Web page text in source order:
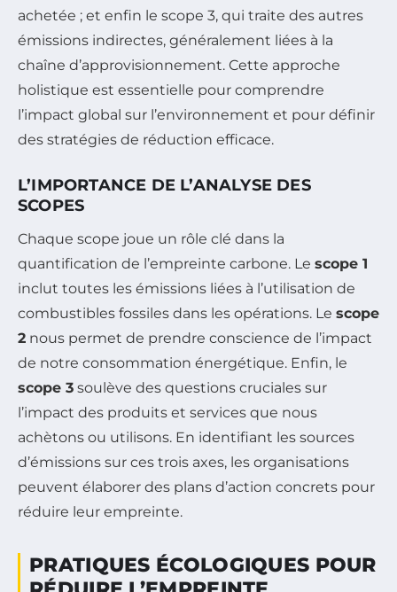
achetée ; et enfin le scope 3, qui traite des autres
émissions indirectes, généralement liées à la
chaîne d’approvisionnement. Cette approche
holistique est essentielle pour comprendre
l’impact global sur l’environnement et pour définir
des stratégies de réduction efficace.
L’IMPORTANCE DE L’ANALYSE DES
SCOPES
Chaque scope joue un rôle clé dans la
quantification de l’empreinte carbone. Le scope 1
inclut toutes les émissions liées à l’utilisation de
combustibles fossiles dans les opérations. Le scope
2 nous permet de prendre conscience de l’impact
de notre consommation énergétique. Enfin, le
scope 3 soulève des questions cruciales sur
l’impact des produits et services que nous
achètons ou utilisons. En identifiant les sources
d’émissions sur ces trois axes, les organisations
peuvent élaborer des plans d’action concrets pour
réduire leur empreinte.
PRATIQUES ÉCOLOGIQUES POUR